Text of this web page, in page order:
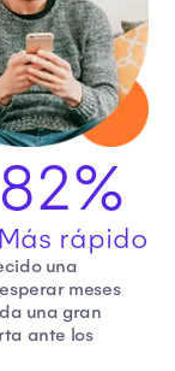
82%
Más rápido
una
meses
una gran
ante los